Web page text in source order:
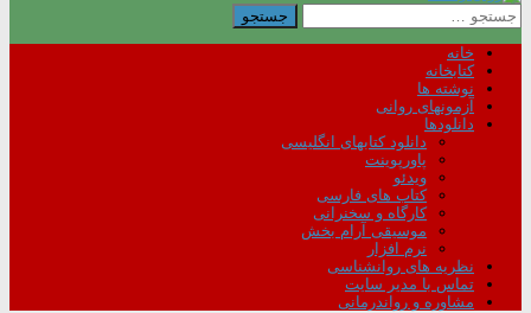
جستجو
برای:
خانه
کتابخانه
نوشته ها
آزمونهای روانی
دانلودها
دانلود کتابهای انگلیسی
پاورپوینت
ویدئو
کتاب های فارسی
کارگاه و سخنرانی
موسیقی آرام بخش
نرم افزار
نظریه های روانشناسی
تماس با مدیر سایت
مشاوره و رواندرمانی